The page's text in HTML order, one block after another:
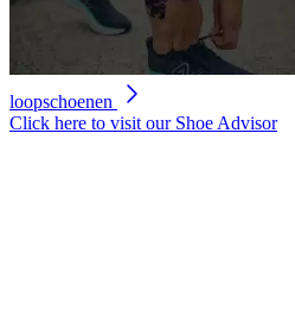
loopschoenen
Click here to visit our Shoe Advisor